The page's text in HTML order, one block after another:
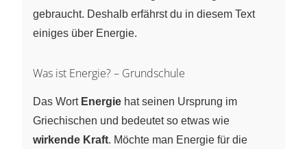
gebraucht. Deshalb erfährst du in diesem Text
einiges über Energie.
Was ist Energie? – Grundschule
Das Wort Energie hat seinen Ursprung im
Griechischen und bedeutet so etwas wie
wirkende Kraft. Möchte man Energie für die